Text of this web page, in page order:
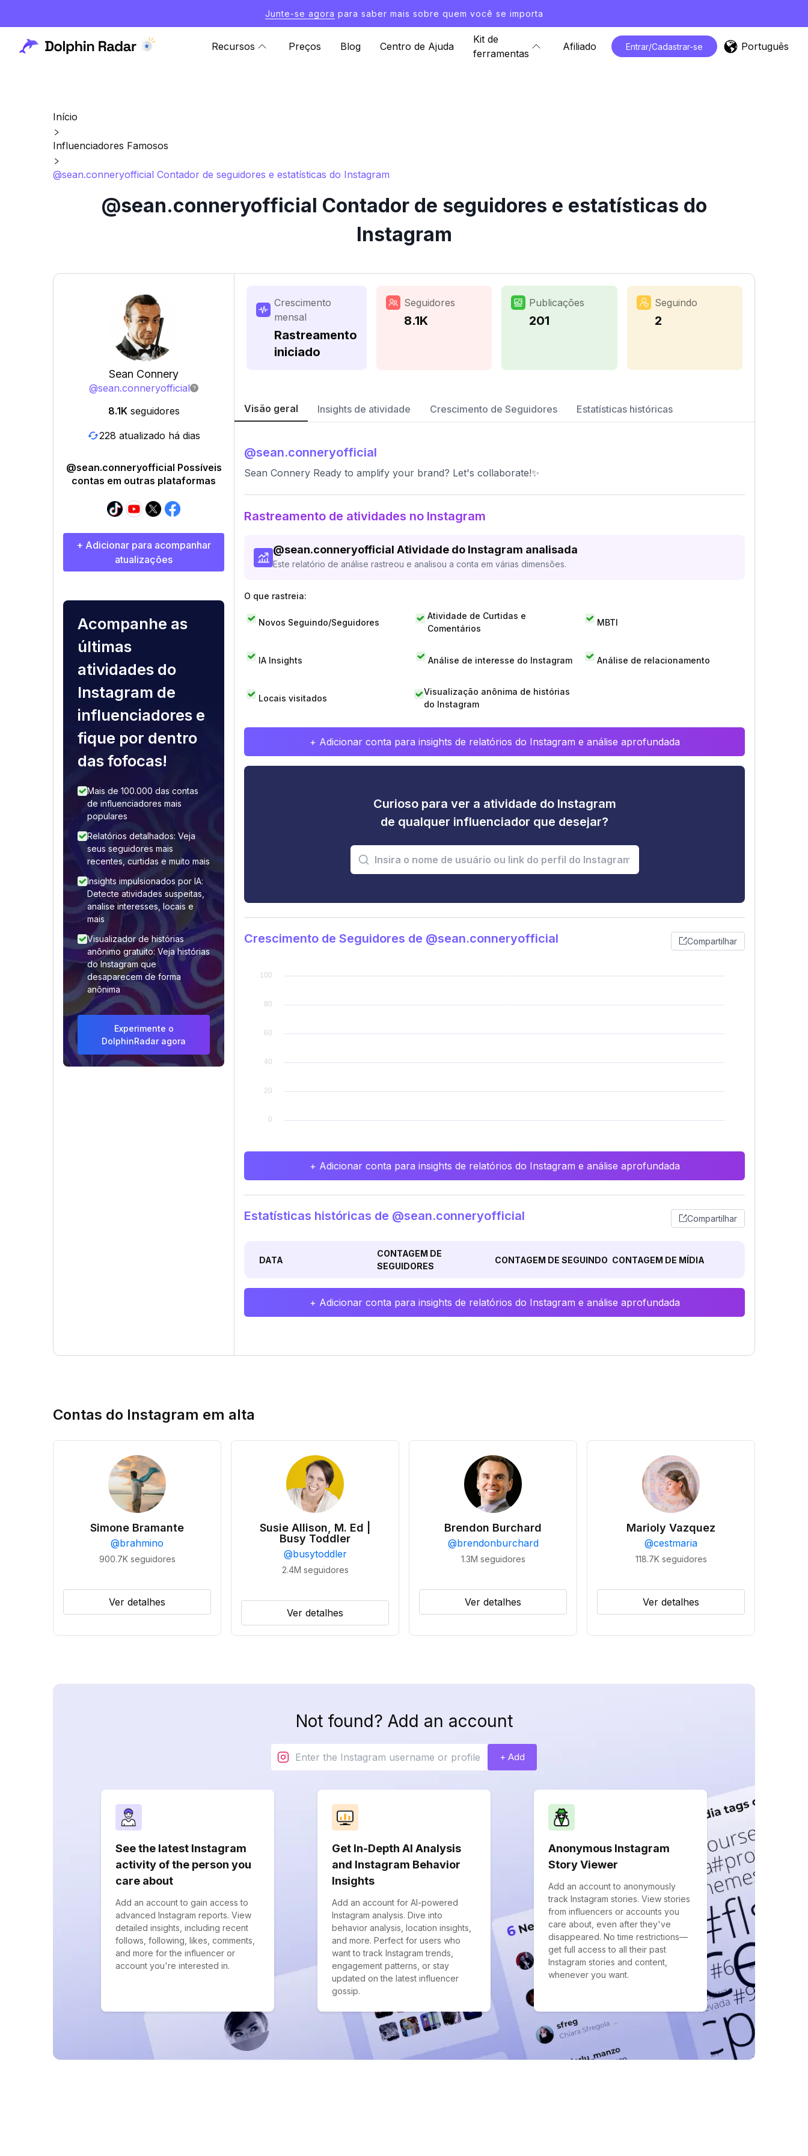
Junte-se agora para saber mais sobre quem você se importa
Recursos Preços Blog Centro de Ajuda
Kit de
ferramentas
Afiliado Entrar/Cadastrar-se Português
Início
Influenciadores Famosos
@sean.conneryofficial Contador de seguidores e estatísticas do Instagram
@sean.conneryofficial Contador de seguidores e estatísticas do
Instagram
Sean Connery
@sean.conneryofficial
8.1K seguidores
228 atualizado há dias
@sean.conneryofficial Possíveis
contas em outras plataformas
+ Adicionar para acompanhar
atualizações
Acompanhe as
últimas
atividades do
Instagram de
influenciadores e
fique por dentro
das fofocas!
Mais de 100.000 das contas
de influenciadores mais
populares
Relatórios detalhados: Veja
seus seguidores mais
recentes, curtidas e muito mais
Insights impulsionados por IA:
Detecte atividades suspeitas,
analise interesses, locais e
mais
Visualizador de histórias
anônimo gratuito: Veja histórias
do Instagram que
desaparecem de forma
anônima
Experimente o
DolphinRadar agora
Crescimento
mensal
Rastreamento
iniciado
Seguidores
8.1K
Publicações
201
Seguindo
2
Visão geral Insights de atividade Crescimento de Seguidores Estatísticas históricas
@sean.conneryofficial
Sean Connery Ready to amplify your brand? Let's collaborate!✨
Rastreamento de atividades no Instagram
@sean.conneryofficial Atividade do Instagram analisada
Este relatório de análise rastreou e analisou a conta em várias dimensões.
O que rastreia:
Novos Seguindo/Seguidores
Atividade de Curtidas e
Comentários
MBTI
IA Insights Análise de interesse do Instagram Análise de relacionamento
Locais visitados
Visualização anônima de histórias
do Instagram
+ Adicionar conta para insights de relatórios do Instagram e análise aprofundada
Curioso para ver a atividade do Instagram
de qualquer influenciador que desejar?
Crescimento de Seguidores de @sean.conneryofficial Compartilhar
+ Adicionar conta para insights de relatórios do Instagram e análise aprofundada
Estatísticas históricas de @sean.conneryofficial Compartilhar
DATA
CONTAGEM DE
SEGUIDORES
CONTAGEM DE SEGUINDO CONTAGEM DE MÍDIA
+ Adicionar conta para insights de relatórios do Instagram e análise aprofundada
Contas do Instagram em alta
Simone Bramante
@brahmino
900.7K seguidores
Ver detalhes
Susie Allison, M. Ed |
Busy Toddler
@busytoddler
2.4M seguidores
Ver detalhes
Brendon Burchard
@brendonburchard
1.3M seguidores
Ver detalhes
Marioly Vazquez
@cestmaria
118.7K seguidores
Ver detalhes
Not found? Add an account
+ Add
See the latest Instagram
activity of the person you
care about
Add an account to gain access to
advanced Instagram reports. View
detailed insights, including recent
follows, following, likes, comments,
and more for the influencer or
account you're interested in.
Get In-Depth AI Analysis
and Instagram Behavior
Insights
Add an account for AI-powered
Instagram analysis. Dive into
behavior analysis, location insights,
and more. Perfect for users who
want to track Instagram trends,
engagement patterns, or stay
updated on the latest influencer
gossip.
Anonymous Instagram
Story Viewer
Add an account to anonymously
track Instagram stories. View stories
from influencers or accounts you
care about, even after they've
disappeared. No time restrictions—
get full access to all their past
Instagram stories and content,
whenever you want.